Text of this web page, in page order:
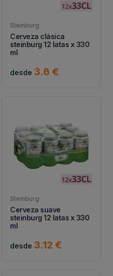
Steinburg
Cerveza clásica
steinburg 12 latas x 330
ml
desde 3.6 €
Steinburg
Cerveza suave
steinburg 12 latas x 330
ml
desde 3.12 €